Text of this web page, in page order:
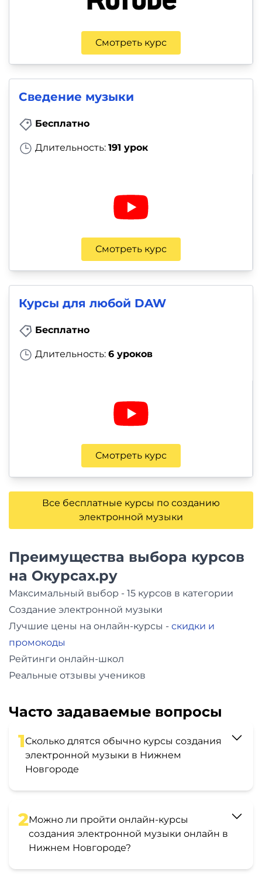
Смотреть курс
Сведение музыки
Бесплатно
Длительность: 191 урок
Смотреть курс
Курсы для любой DAW
Бесплатно
Длительность: 6 уроков
Смотреть курс
Все бесплатные курсы по созданию
электронной музыки
Преимущества выбора курсов
на Окурсах.ру
Максимальный выбор - 15 курсов в категории
Создание электронной музыки
Лучшие цены на онлайн-курсы - скидки и
промокоды
Рейтинги онлайн-школ
Реальные отзывы учеников
Часто задаваемые вопросы
1Сколько длятся обычно курсы создания
электронной музыки в Нижнем
Новгороде
2Можно ли пройти онлайн-курсы
создания электронной музыки онлайн в
Нижнем Новгороде?